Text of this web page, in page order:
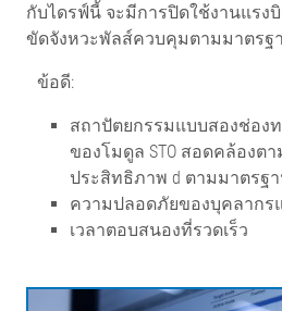
กับไดรฟ์นี้ จะมีการปิดใช้งานแรง
ขัดจังหวะพัลส์ควบคุมตามมาตรฐา
ข้อดี:
สถาปัตยกรรมแบบสองช่องท
ของโมดูล STO สอดคล้องตา
ประสิทธิภาพ d ตามมาตรฐาน
ความปลอดภัยของบุคลากร
เวลาตอบสนองที่รวดเร็ว